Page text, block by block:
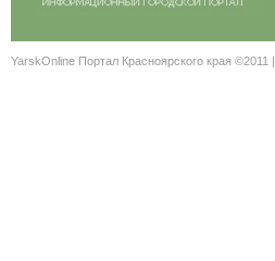
YarskOnline Портал Красноярского края ©2011 |